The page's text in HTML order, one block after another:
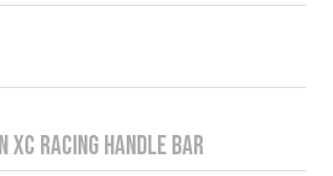
XC RACING HANDLE BAR